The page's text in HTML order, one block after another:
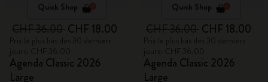
Quick Shop
CHF 18.00
Agenda Classic 2026
Large
Quick Shop
CHF 18.00
Agenda Classic 2026
Large